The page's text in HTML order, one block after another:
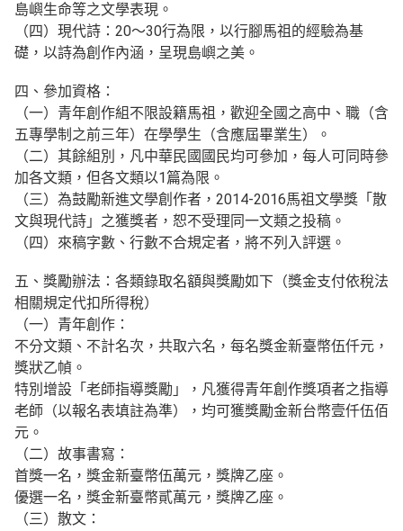
島嶼生命等之文學表現。
（四）現代詩：20～30行為限，以行腳馬祖的經驗為基
礎，以詩為創作內涵，呈現島嶼之美。
四、參加資格：
（一）青年創作組不限設籍馬祖，歡迎全國之高中、職（含
五專學制之前三年）在學學生（含應屆畢業生）。
（二）其餘組別，凡中華民國國民均可參加，每人可同時參
加各文類，但各文類以1篇為限。
（三）為鼓勵新進文學創作者，2014-2016馬祖文學獎「散
文與現代詩」之獲獎者，恕不受理同一文類之投稿。
（四）來稿字數、行數不合規定者，將不列入評選。
五、獎勵辦法：各類錄取名額與獎勵如下（獎金支付依稅法
相關規定代扣所得稅）
（一）青年創作：
不分文類、不計名次，共取六名，每名獎金新臺幣伍仟元，
獎狀乙幀。
特別增設「老師指導獎勵」，凡獲得青年創作獎項者之指導
老師（以報名表填註為準），均可獲獎勵金新台幣壹仟伍佰
元。
（二）故事書寫：
首獎一名，獎金新臺幣伍萬元，獎牌乙座。
優選一名，獎金新臺幣貳萬元，獎牌乙座。
（三）散文：